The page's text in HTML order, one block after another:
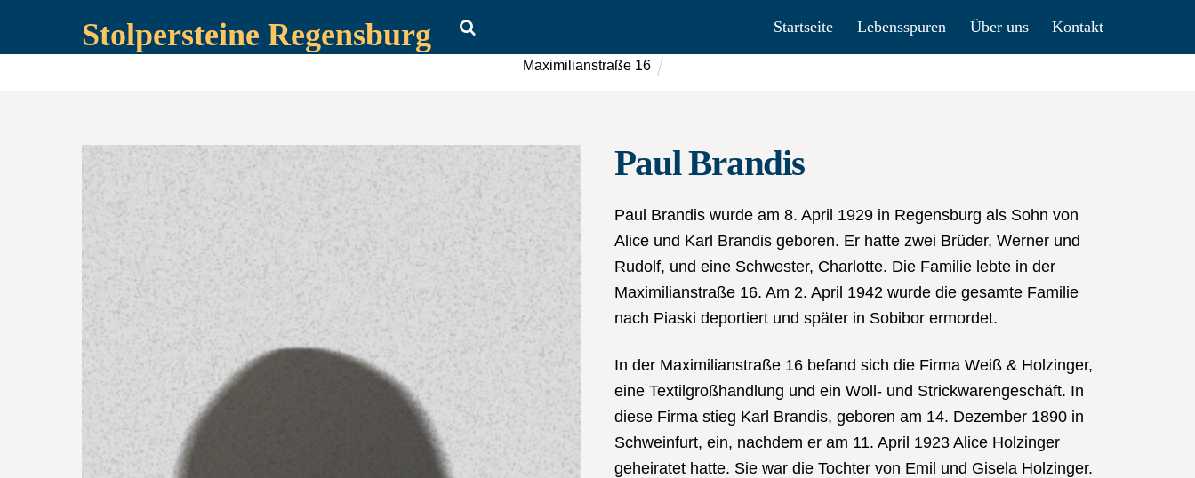
Stolpersteine Regensburg Startseite Lebensspuren Über uns Kontakt
Maximilianstraße 16
Paul Brandis
Paul Brandis wurde am 8. April 1929 in Regensburg als Sohn von
Alice und Karl Brandis geboren. Er hatte zwei Brüder, Werner und
Rudolf, und eine Schwester, Charlotte. Die Familie lebte in der
Maximilianstraße 16. Am 2. April 1942 wurde die gesamte Familie
nach Piaski deportiert und später in Sobibor ermordet.
In der Maximilianstraße 16 befand sich die Firma Weiß & Holzinger,
eine Textilgroßhandlung und ein Woll- und Strickwarengeschäft. In
diese Firma stieg Karl Brandis, geboren am 14. Dezember 1890 in
Schweinfurt, ein, nachdem er am 11. April 1923 Alice Holzinger
geheiratet hatte. Sie war die Tochter von Emil und Gisela Holzinger.